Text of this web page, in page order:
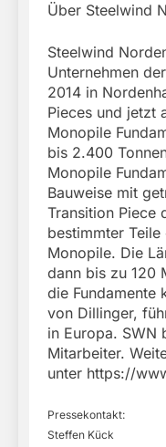
Über Steelwind
Steelwind
Unternehmen
2014 in
Pieces und jetzt
Monopile
bis 2.400
Monopile
Bauweise mit
Transition Piece
bestimmter
Monopile. Die
dann bis zu 120
die Fundamente
von Dillinger,
in Europa. SWN
Mitarbeiter.
unter https://
Pressekontakt:
Steffen Kück